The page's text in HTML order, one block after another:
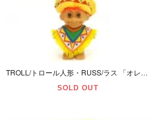
TROLL/トロール人形・RUSS/ラス 「オレンジ/Ｍ/メキシカン」
SOLD OUT